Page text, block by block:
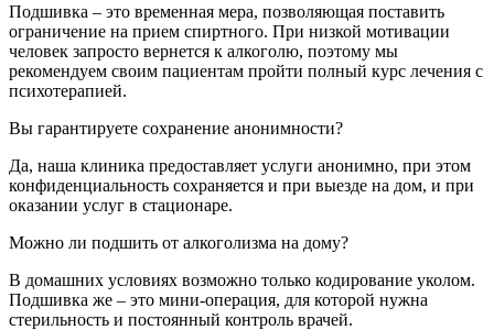
Подшивка – это временная мера, позволяющая поставить
ограничение на прием спиртного. При низкой мотивации
человек запросто вернется к алкоголю, поэтому мы
рекомендуем своим пациентам пройти полный курс лечения с
психотерапией.
Вы гарантируете сохранение анонимности?
Да, наша клиника предоставляет услуги анонимно, при этом
конфиденциальность сохраняется и при выезде на дом, и при
оказании услуг в стационаре.
Можно ли подшить от алкоголизма на дому?
В домашних условиях возможно только кодирование уколом.
Подшивка же – это мини-операция, для которой нужна
стерильность и постоянный контроль врачей.